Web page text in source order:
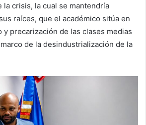
la crisis, la cual se mantendría
raíces, que el académico sitúa en
precarización de las clases medias
de la desindustrialización de la